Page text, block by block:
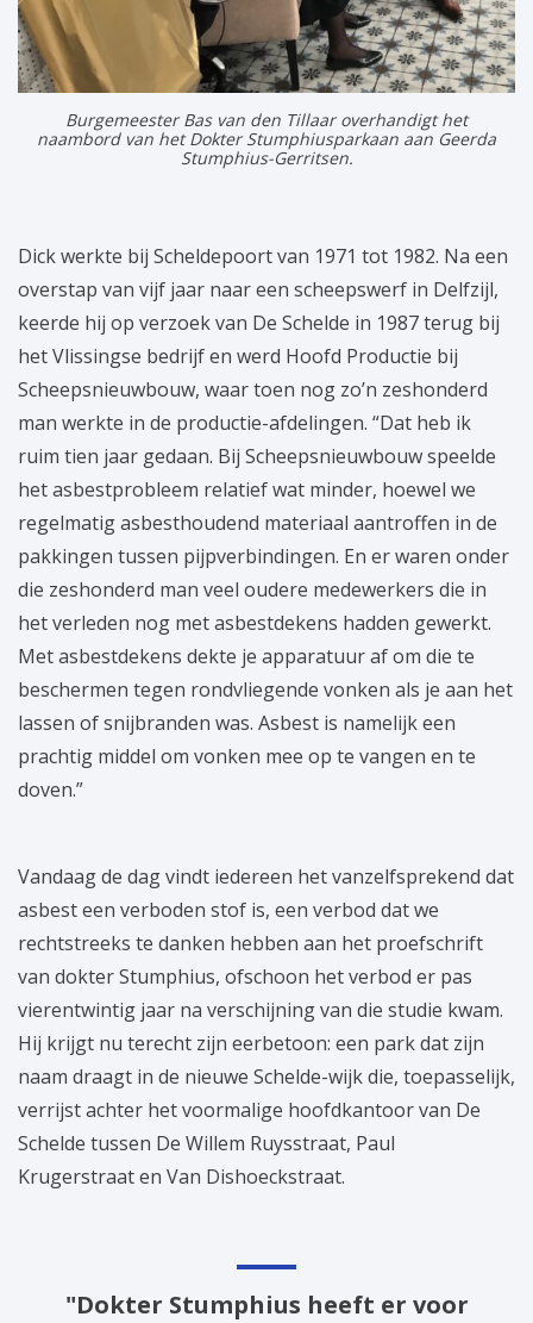
Burgemeester Bas van den Tillaar overhandigt het
naambord van het Dokter Stumphiusparkaan aan Geerda
Stumphius-Gerritsen.
Dick werkte bij Scheldepoort van 1971 tot 1982. Na een
overstap van vijf jaar naar een scheepswerf in Delfzijl,
keerde hij op verzoek van De Schelde in 1987 terug bij
het Vlissingse bedrijf en werd Hoofd Productie bij
Scheepsnieuwbouw, waar toen nog zo’n zeshonderd
man werkte in de productie-afdelingen. “Dat heb ik
ruim tien jaar gedaan. Bij Scheepsnieuwbouw speelde
het asbestprobleem relatief wat minder, hoewel we
regelmatig asbesthoudend materiaal aantroffen in de
pakkingen tussen pijpverbindingen. En er waren onder
die zeshonderd man veel oudere medewerkers die in
het verleden nog met asbestdekens hadden gewerkt.
Met asbestdekens dekte je apparatuur af om die te
beschermen tegen rondvliegende vonken als je aan het
lassen of snijbranden was. Asbest is namelijk een
prachtig middel om vonken mee op te vangen en te
doven.”
Vandaag de dag vindt iedereen het vanzelfsprekend dat
asbest een verboden stof is, een verbod dat we
rechtstreeks te danken hebben aan het proefschrift
van dokter Stumphius, ofschoon het verbod er pas
vierentwintig jaar na verschijning van die studie kwam.
Hij krijgt nu terecht zijn eerbetoon: een park dat zijn
naam draagt in de nieuwe Schelde-wijk die, toepasselijk,
verrijst achter het voormalige hoofdkantoor van De
Schelde tussen De Willem Ruysstraat, Paul
Krugerstraat en Van Dishoeckstraat.
"Dokter Stumphius heeft er voor